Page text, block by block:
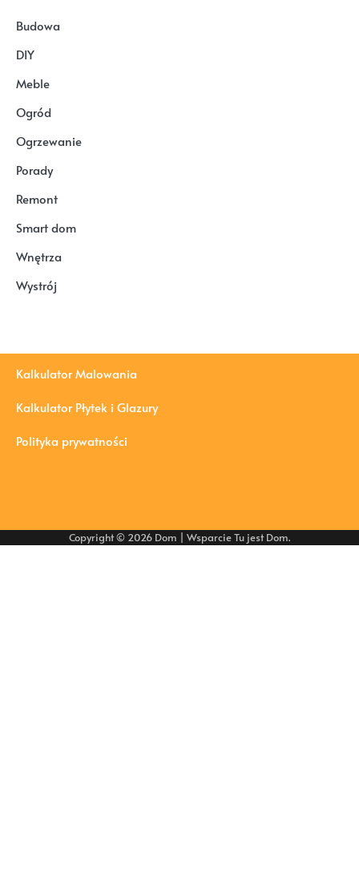
Budowa
DIY
Meble
Ogród
Ogrzewanie
Porady
Remont
Smart dom
Wnętrza
Wystrój
Kalkulator Malowania
Kalkulator Płytek i Glazury
Polityka prywatności
Copyright © 2026 Dom | WsparcieTu jest Dom.